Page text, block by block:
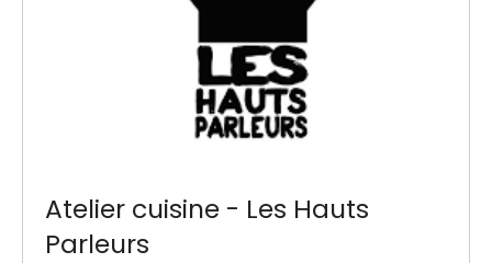
Atelier cuisine - Les Hauts
Parleurs